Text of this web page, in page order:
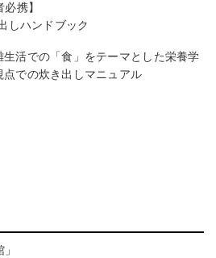
携】
しハンドブック
生活での「食」をテーマとした栄養学
点での炊き出しマニュアル